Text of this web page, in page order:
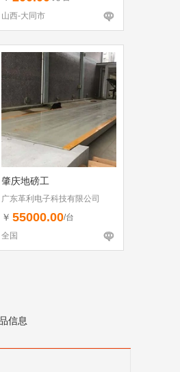
山西-大同市
肇庆地磅工
广东革利电子科技有限公司
￥ 55000.00/台
全国
信息